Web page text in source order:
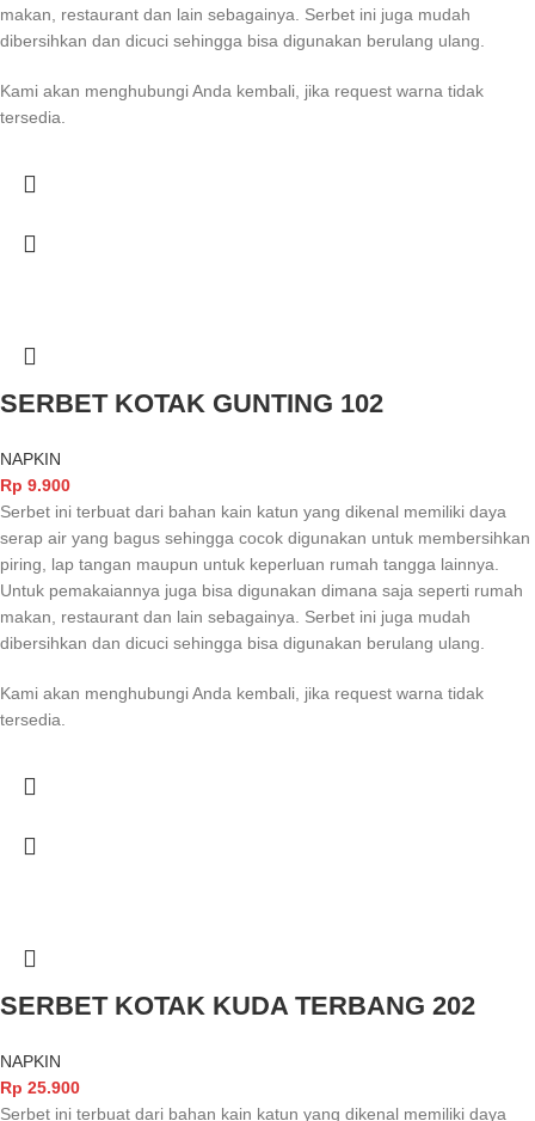
makan, restaurant dan lain sebagainya. Serbet ini juga mudah
dibersihkan dan dicuci sehingga bisa digunakan berulang ulang.
Kami akan menghubungi Anda kembali, jika request warna tidak
tersedia.
SERBET KOTAK GUNTING 102
NAPKIN
Rp 9.900
Serbet ini terbuat dari bahan kain katun yang dikenal memiliki daya
serap air yang bagus sehingga cocok digunakan untuk membersihkan
piring, lap tangan maupun untuk keperluan rumah tangga lainnya.
Untuk pemakaiannya juga bisa digunakan dimana saja seperti rumah
makan, restaurant dan lain sebagainya. Serbet ini juga mudah
dibersihkan dan dicuci sehingga bisa digunakan berulang ulang.
Kami akan menghubungi Anda kembali, jika request warna tidak
tersedia.
SERBET KOTAK KUDA TERBANG 202
NAPKIN
Rp 25.900
Serbet ini terbuat dari bahan kain katun yang dikenal memiliki daya